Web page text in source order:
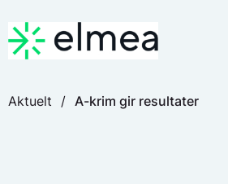
to
content
Aktuelt / A-krim gir resultater